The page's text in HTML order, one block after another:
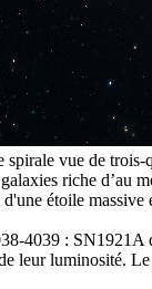
spirale vue de
riche d’au
étoile
4039 :
leur luminosité.